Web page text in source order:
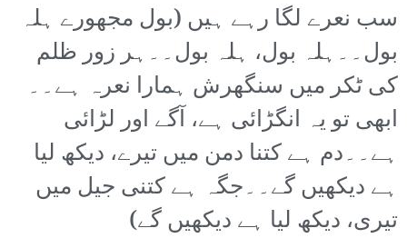
سب نعرے لگا رہے ہیں (بول مجھورے ہلہ
بول۔۔ہلہ بول، ہلہ بول۔۔ہر زور ظلم
کی ٹکر میں سنگھرش ہمارا نعرہ ہے۔۔
ابھی تو یہ انگڑائی ہے، آگے اور لڑائی
ہے۔۔دم ہے کتنا دمن میں تیرے، دیکھ لیا
ہے دیکھیں گے۔۔جگہ ہے کتنی جیل میں
تیری، دیکھ لیا ہے دیکھیں گے)